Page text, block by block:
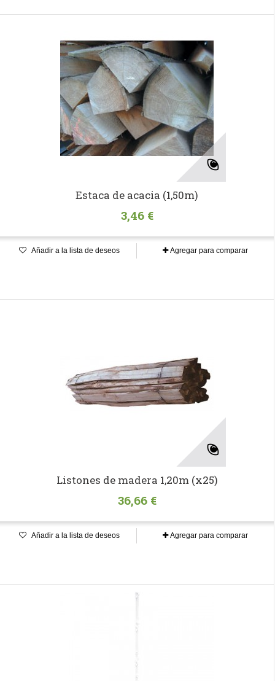
Estaca de acacia (1,50m)
3,46 €
Añadir a la lista de deseos Agregar para comparar
Listones de madera 1,20m (x25)
36,66 €
Añadir a la lista de deseos Agregar para comparar